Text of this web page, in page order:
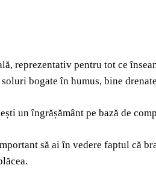
reprezentativ pentru tot ce
bogate în humus, bine
un îngrășământ pe bază de
să ai în vedere faptul că